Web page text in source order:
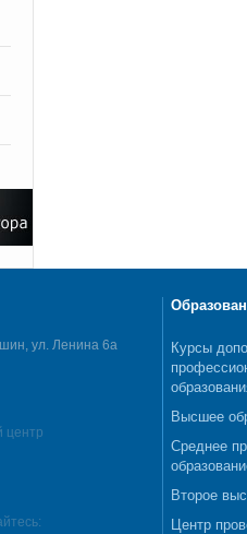
ул. Ленина 6а
центр
Курсы
Высшее
Среднее
Второе
Центр